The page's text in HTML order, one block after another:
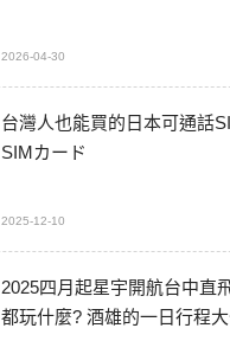
2026-04-30
台灣人也能買的日本可通話
SIMカード
2025-12-10
2025四月起星宇開航台中直
都玩什麼? 酒雄的一日行程